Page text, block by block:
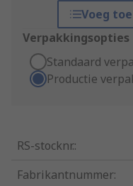
Voeg
Verpakkingsopties
Standaard
Productie
RS-stocknr.:
Fabrikantnummer: